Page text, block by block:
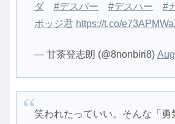
ダ
#デスパー #デスハー #
ボッジ君 https://t.co/
— 甘茶登志朗 (@8nonbiri8)
笑われたっていい。そんな「勇